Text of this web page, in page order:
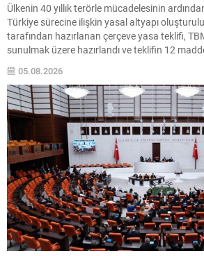
Ülkenin 40 yıllık terörle mücadelesinin
Türkiye sürecine ilişkin yasal altyapı
tarafından hazırlanan çerçeve yasa teklifi,
sunulmak üzere hazırlandı ve teklifin 12
sona erdirdiğinin ve tüm silah ile
kurumlarınca tespiti...
05.08.2026